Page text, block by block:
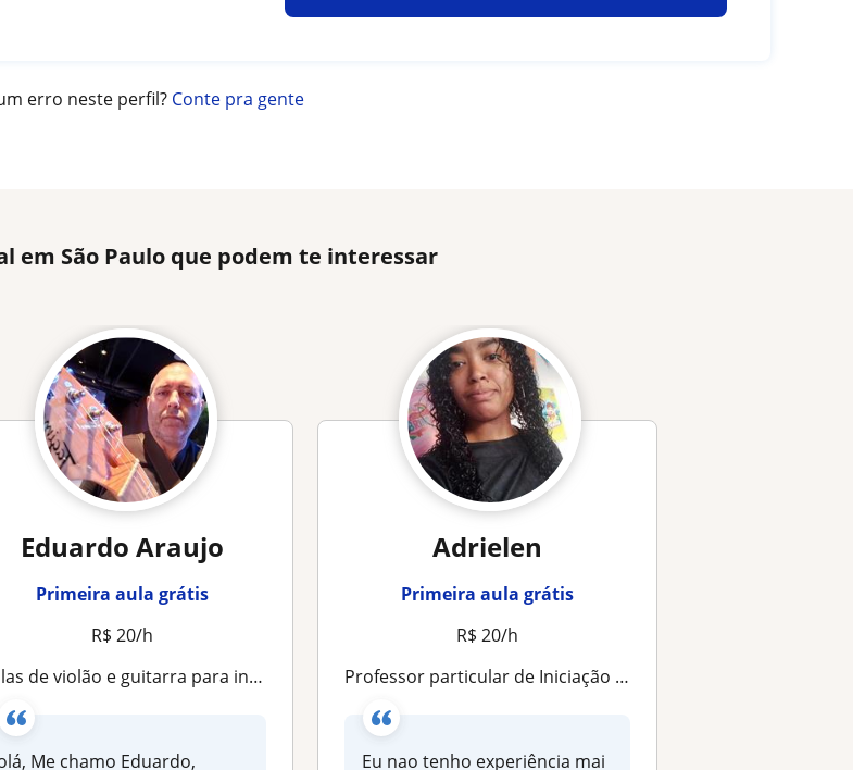
erro neste perfil? Conte pra gente
em São Paulo que podem te interessar
Eduardo Araujo
Primeira aula grátis
R$ 20/h
de violão e guitarra para iniciantes, descontraídas com postura, exercícios, pensamentos, teoria e muita pratica
Me chamo Eduardo,
Adrielen
Primeira aula grátis
R$ 20/h
Professor particular de Iniciação musical em São Paulo
Eu nao tenho experiência mai